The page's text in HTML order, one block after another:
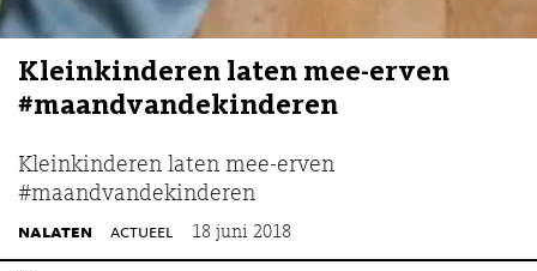
Kleinkinderen laten mee-erven
#maandvandekinderen
Kleinkinderen laten mee-erven
#maandvandekinderen
nalaten actueel 18 juni 2018